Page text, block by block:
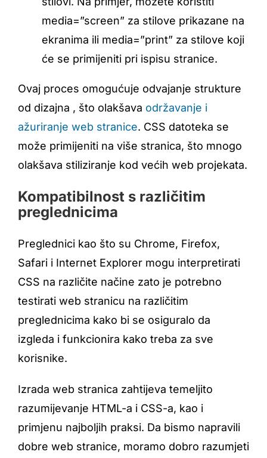
media=”screen” za stilove prikazane na
ekranima ili media=”print” za stilove koji
će se primijeniti pri ispisu stranice.
Ovaj proces omogućuje odvajanje strukture
od dizajna , što olakšava održavanje i
ažuriranje web stranice. CSS datoteka se
može primijeniti na više stranica, što mnogo
olakšava stiliziranje kod većih web projekata.
Kompatibilnost s različitim
preglednicima
Preglednici kao što su Chrome, Firefox,
Safari i Internet Explorer mogu interpretirati
CSS na različite načine zato je potrebno
testirati web stranicu na različitim
preglednicima kako bi se osiguralo da
izgleda i funkcionira kako treba za sve
korisnike.
Izrada web stranica zahtijeva temeljito
razumijevanje HTML-a i CSS-a, kao i
primjenu najboljih praksi. Da bismo napravili
dobre web stranice, moramo dobro razumjeti